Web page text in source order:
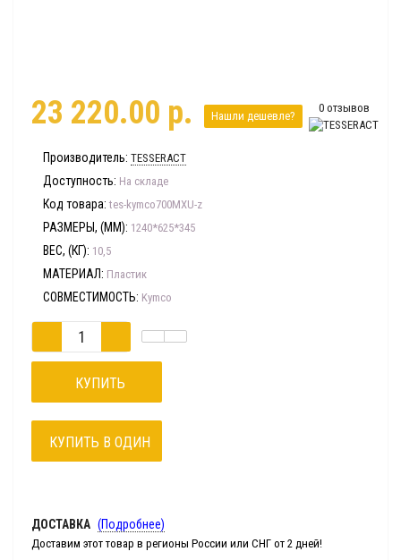
0 отзывов
23 220.00 р. Нашли дешевле?
Производитель: TESSERACT
Доступность: На складе
Код товара: tes-kymco700MXU-z
РАЗМЕРЫ, (ММ): 1240*625*345
ВЕС, (КГ): 10,5
МАТЕРИАЛ: Пластик
СОВМЕСТИМОСТЬ: Kymco
КУПИТЬ
КУПИТЬ В ОДИН
ДОСТАВКА (Подробнее)
Доставим этот товар в регионы России или СНГ от 2 дней!